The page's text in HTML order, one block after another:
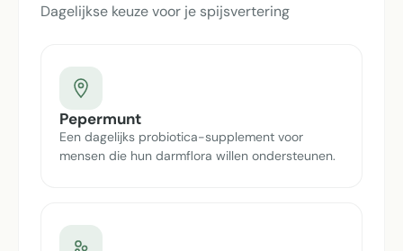
Dagelijkse keuze voor je spijsvertering
Pepermunt
Een dagelijks probiotica-supplement voor
mensen die hun darmflora willen ondersteunen.